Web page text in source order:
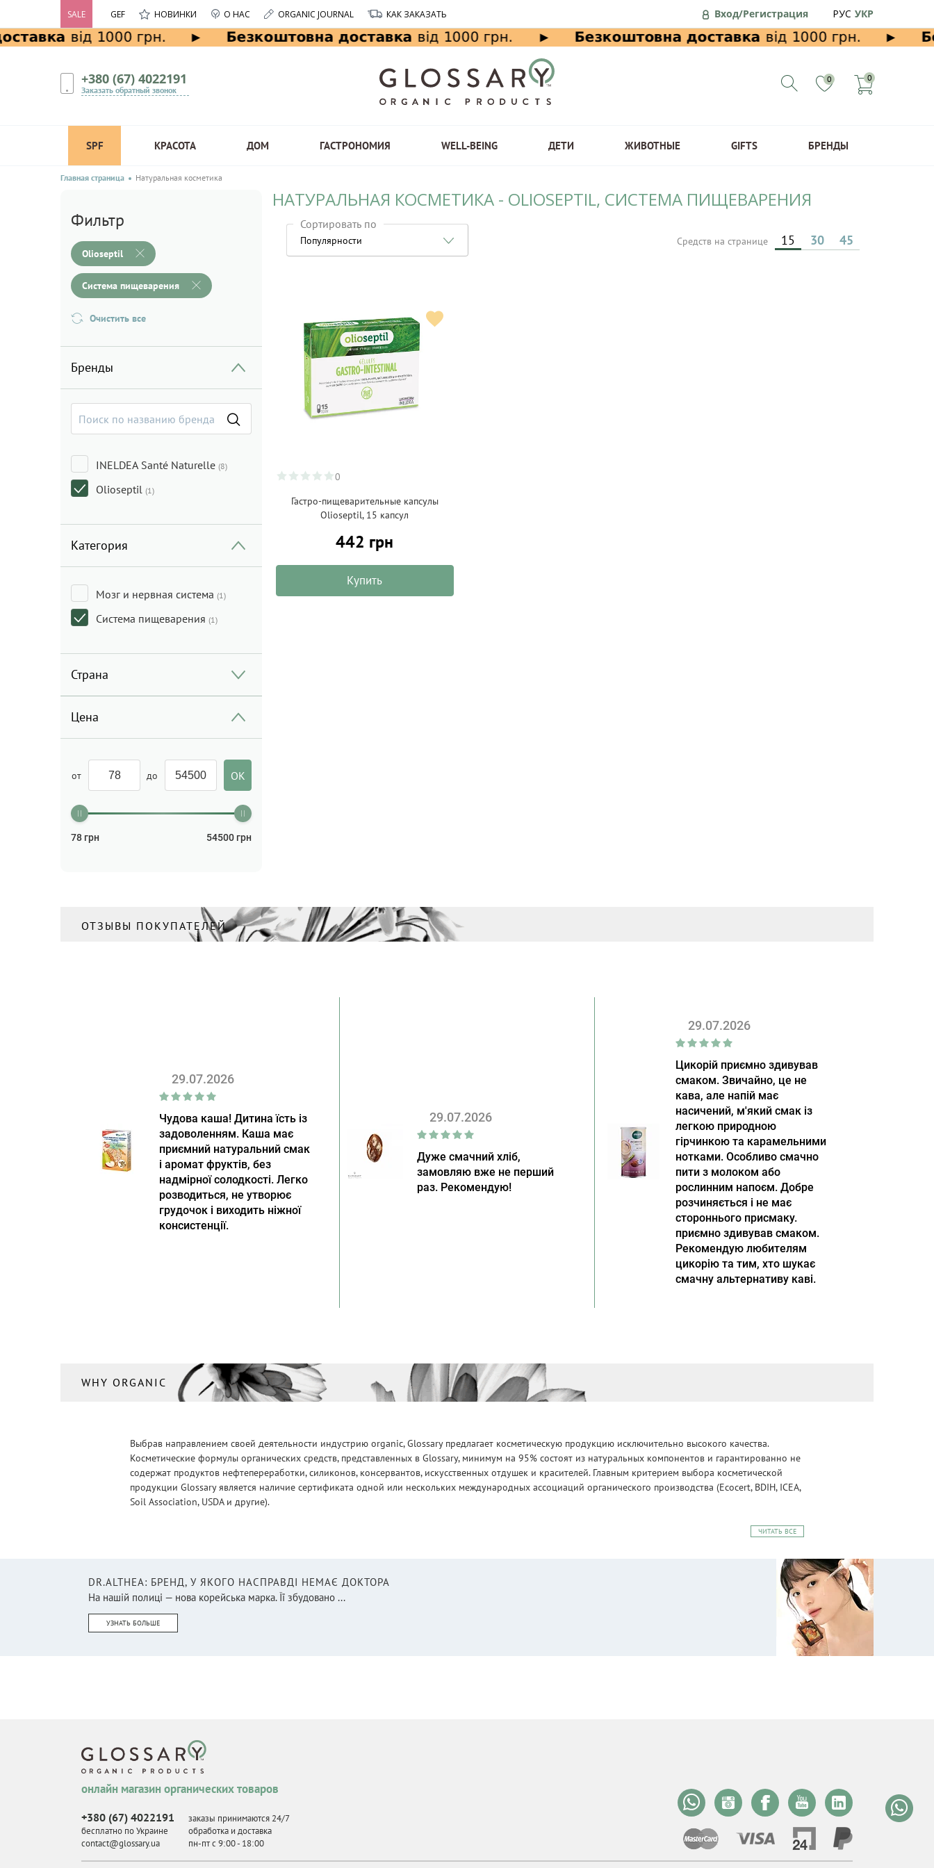
SALE GEF НОВИНКИ О НАС ORGANIC JOURNAL КАК ЗАКАЗАТЬ Вход/Регистрация РУС УКР
+380 (67) 4022191
Заказать обратный звонок
0 0
SPF КРАСОТА ДОМ ГАСТРОНОМИЯ WELL-BEING ДЕТИ ЖИВОТНЫЕ GIFTS БРЕНДЫ
Главная страница Натуральная косметика
Фильтр
Olioseptil
Система пищеварения
Очистить все
Бренды
INELDEA Santé Naturelle (8)
Olioseptil (1)
Категория
Мозг и нервная система (1)
Система пищеварения (1)
Страна
Цена
от до
78 грн 54500 грн
НАТУРАЛЬНАЯ КОСМЕТИКА - OLIOSEPTIL, СИСТЕМА ПИЩЕВАРЕНИЯ
Сортировать по
Популярности Средств на странице 15 30 45
0
Гастро-пищеварительные капсулы
Olioseptil, 15 капсул
442 грн
Купить
ОТЗЫВЫ ПОКУПАТЕЛЕЙ
29.07.2026
Чудова каша! Дитина їсть із
задоволенням. Каша має
приємний натуральний смак
і аромат фруктів, без
надмірної солодкості. Легко
розводиться, не утворює
грудочок і виходить ніжної
консистенції.
29.07.2026
Дуже смачний хліб,
замовляю вже не перший
раз. Рекомендую!
29.07.2026
Цикорій приємно здивував
смаком. Звичайно, це не
кава, але напій має
насичений, м'який смак із
легкою природною
гірчинкою та карамельними
нотками. Особливо смачно
пити з молоком або
рослинним напоєм. Добре
розчиняється і не має
стороннього присмаку.
приємно здивував смаком.
Рекомендую любителям
цикорію та тим, хто шукає
смачну альтернативу каві.
WHY ORGANIC
Выбрав направлением своей деятельности индустрию organic, Glossary предлагает косметическую продукцию исключительно высокого качества.
Косметические формулы органических средств, представленных в Glossary, минимум на 95% состоят из натуральных компонентов и гарантированно не
содержат продуктов нефтепереработки, силиконов, консервантов, искусственных отдушек и красителей. Главным критерием выбора косметической
продукции Glossary является наличие сертификата одной или нескольких международных ассоциаций органического производства (Ecocert, BDIH, ICEA,
Soil Association, USDA и другие).
ЧИТАТЬ ВСЕ
DR.ALTHEA: БРЕНД, У ЯКОГО НАСПРАВДІ НЕМАЄ ДОКТОРА
На нашій полиці — нова корейська марка. Її збудовано ...
УЗНАТЬ БОЛЬШЕ
онлайн магазин органических товаров
+380 (67) 4022191
бесплатно по Украине
contact@glossary.ua
заказы принимаются 24/7
обработка и доставка
пн-пт с 9:00 - 18:00